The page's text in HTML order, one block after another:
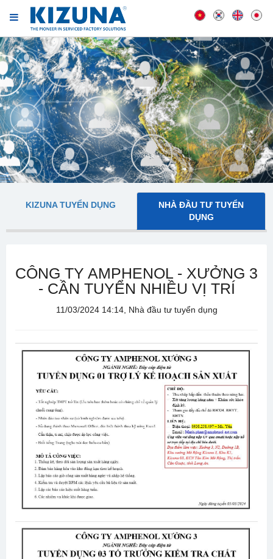
KIZUNA TUYỂN DỤNG
NHÀ ĐẦU TƯ TUYỂN
DỤNG
CÔNG TY AMPHENOL - XƯỞNG 3
- CẦN TUYỂN NHIỀU VỊ TRÍ
11/03/2024 14:14, Nhà đầu tư tuyển dụng